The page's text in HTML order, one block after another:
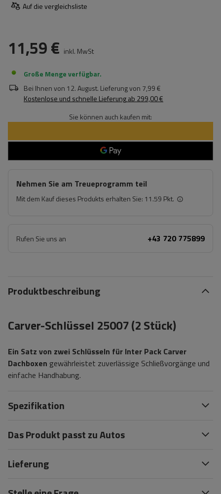
Auf die vergleichsliste
11,59 € inkl. MwSt
Große Menge verfügbar
Bei Ihnen von 12. August. Lieferung von 7,99 €
Kostenlose und schnelle Lieferungab 299,00 €
Sie können auch kaufen mit:
Nehmen Sie am Treueprogramm teil
Mit dem Kauf dieses Produkts erhalten Sie: 11.59 Pkt.
Rufen Sie uns an +43 720 775899
Produktbeschreibung
Carver-Schlüssel 25007 (2 Stück)
Ein Satz von zwei Schlüsseln für Inter Pack Carver
Dachboxen gewährleistet zuverlässige Schließvorgänge und
einfache Handhabung.
Spezifikation
Das Produkt passt zu Autos
Lieferung